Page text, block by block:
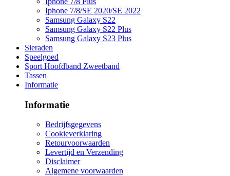
Iphone 7/8/SE 2020/SE 2022
Samsung Galaxy S22
Samsung Galaxy S22 Plus
Samsung Galaxy S23 Plus
Sieraden
Speelgoed
Sport Hoofdband Zweetband
Tassen
Informatie
Informatie
Bedrijfsgegevens
Cookieverklaring
Retourvoorwaarden
Levertijd en Verzending
Disclaimer
Algemene voorwaarden